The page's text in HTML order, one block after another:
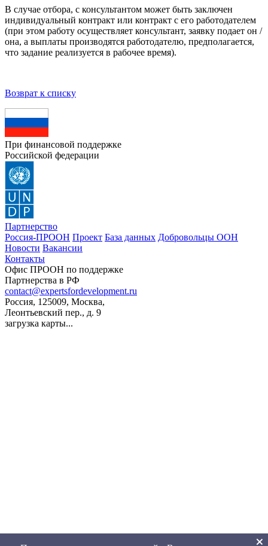
В случае отбора, с консультантом может быть заключен
индивидуальный контракт или контракт с его работодателем
(при этом работу осуществляет консультант, заявку подает он /
она, а выплаты производятся работодателю, предполагается,
что задание реализуется в рабочее время).
Возврат к списку
При финансовой поддержке
Российской федерации
Партнерство
Россия-ПРООН Проект База данных Добровольцы ООН
Новости Вакансии
Контакты
Офис ПРООН по поддержке
Партнерства в РФ
contact@expertsfordevelopment.ru
Россия, 125009, Москва,
Леонтьевский пер., д. 9
загрузка карты...